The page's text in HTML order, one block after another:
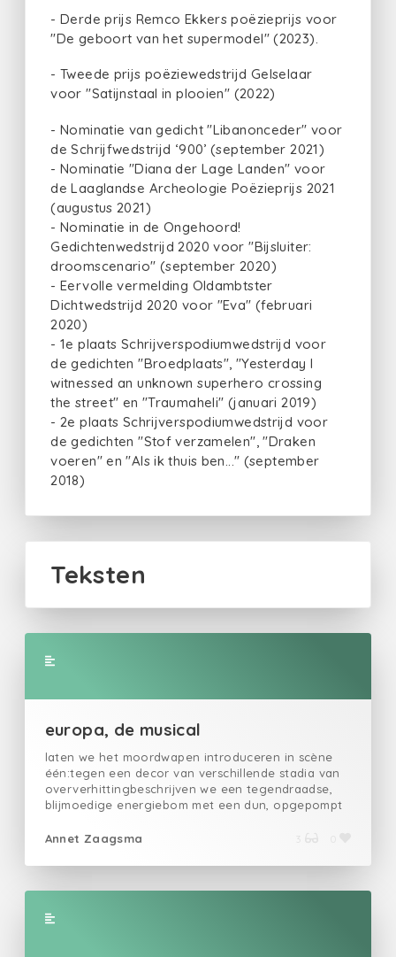
- Derde prijs Remco Ekkers poëzieprijs voor
"De geboort van het supermodel" (2023).
- Tweede prijs poëziewedstrijd Gelselaar
voor "Satijnstaal in plooien" (2022)
- Nominatie van gedicht "Libanonceder" voor
de Schrijfwedstrijd ‘900’ (september 2021)
- Nominatie "Diana der Lage Landen" voor
de Laaglandse Archeologie Poëzieprijs 2021
(augustus 2021)
- Nominatie in de Ongehoord!
Gedichtenwedstrijd 2020 voor "Bijsluiter:
droomscenario" (september 2020)
- Eervolle vermelding Oldambtster
Dichtwedstrijd 2020 voor "Eva" (februari
2020)
- 1e plaats Schrijverspodiumwedstrijd voor
de gedichten "Broedplaats", "Yesterday I
witnessed an unknown superhero crossing
the street" en "Traumaheli" (januari 2019)
- 2e plaats Schrijverspodiumwedstrijd voor
de gedichten "Stof verzamelen", "Draken
voeren" en "Als ik thuis ben..." (september
2018)
Teksten
europa, de musical
laten we het moordwapen introduceren in scène
één:tegen een decor van verschillende stadia van
oververhittingbeschrijven we een tegendraadse,
blijmoedige energiebom met een dun, opgepompt
male empowermentin uiterst puntige
verrijdbare rotspartijenwaar het droogijs sinds lang
laaghangende nevelproberen herhaaldelijk
Annet Zaagsma